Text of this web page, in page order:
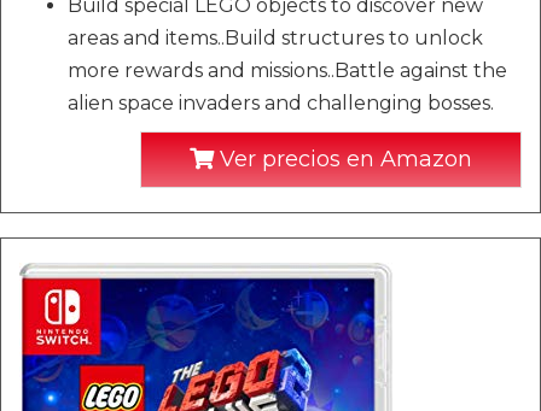
Build special LEGO objects to discover new
areas and items..Build structures to unlock
more rewards and missions..Battle against the
alien space invaders and challenging bosses.
Ver precios en Amazon